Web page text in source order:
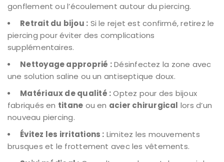
gonflement ou l’écoulement autour du piercing.
Retrait du bijou : Si le rejet est confirmé, retirez le
piercing pour éviter des complications
supplémentaires.
Nettoyage approprié :Désinfectez la zone avec
une solution saline ou un antiseptique doux.
Matériaux de qualité :Optez pour des bijoux
fabriqués en titane ou en acier chirurgical lors d’un
nouveau piercing.
Évitez les irritations : Limitez les mouvements
brusques et le frottement avec les vêtements.